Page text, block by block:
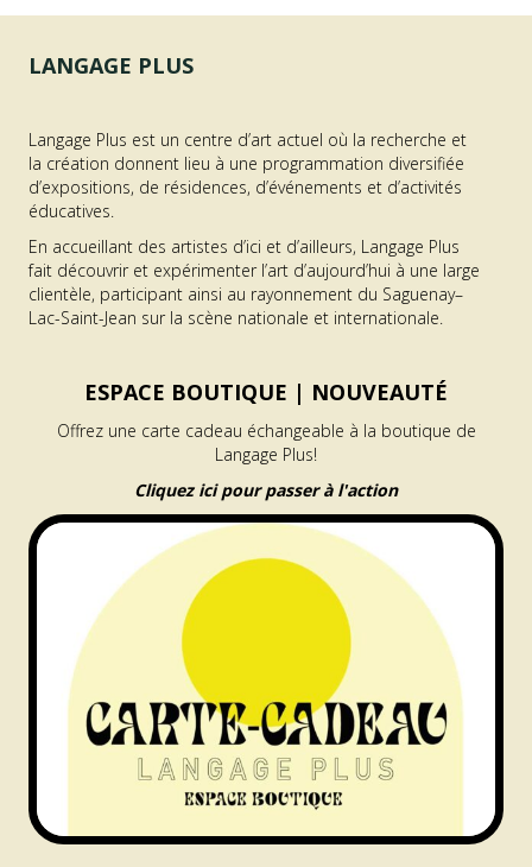
LANGAGE PLUS
Langage Plus est un centre d’art actuel où la recherche et
la création donnent lieu à une programmation diversifiée
d’expositions, de résidences, d’événements et d’activités
éducatives.
En accueillant des artistes d’ici et d’ailleurs, Langage Plus
fait découvrir et expérimenter l’art d’aujourd’hui à une large
clientèle, participant ainsi au rayonnement du Saguenay–
Lac-Saint-Jean sur la scène nationale et internationale.
ESPACE BOUTIQUE | NOUVEAUTÉ
Offrez une carte cadeau échangeable à la boutique de
Langage Plus!
Cliquez ici pour passer à l'action